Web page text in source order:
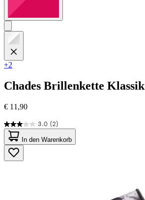
+2
Chades Brillenkette Klassik
€ 11,90
3.0 (2)
3.0
von
5
Sternen.
2
In den Warenkorb